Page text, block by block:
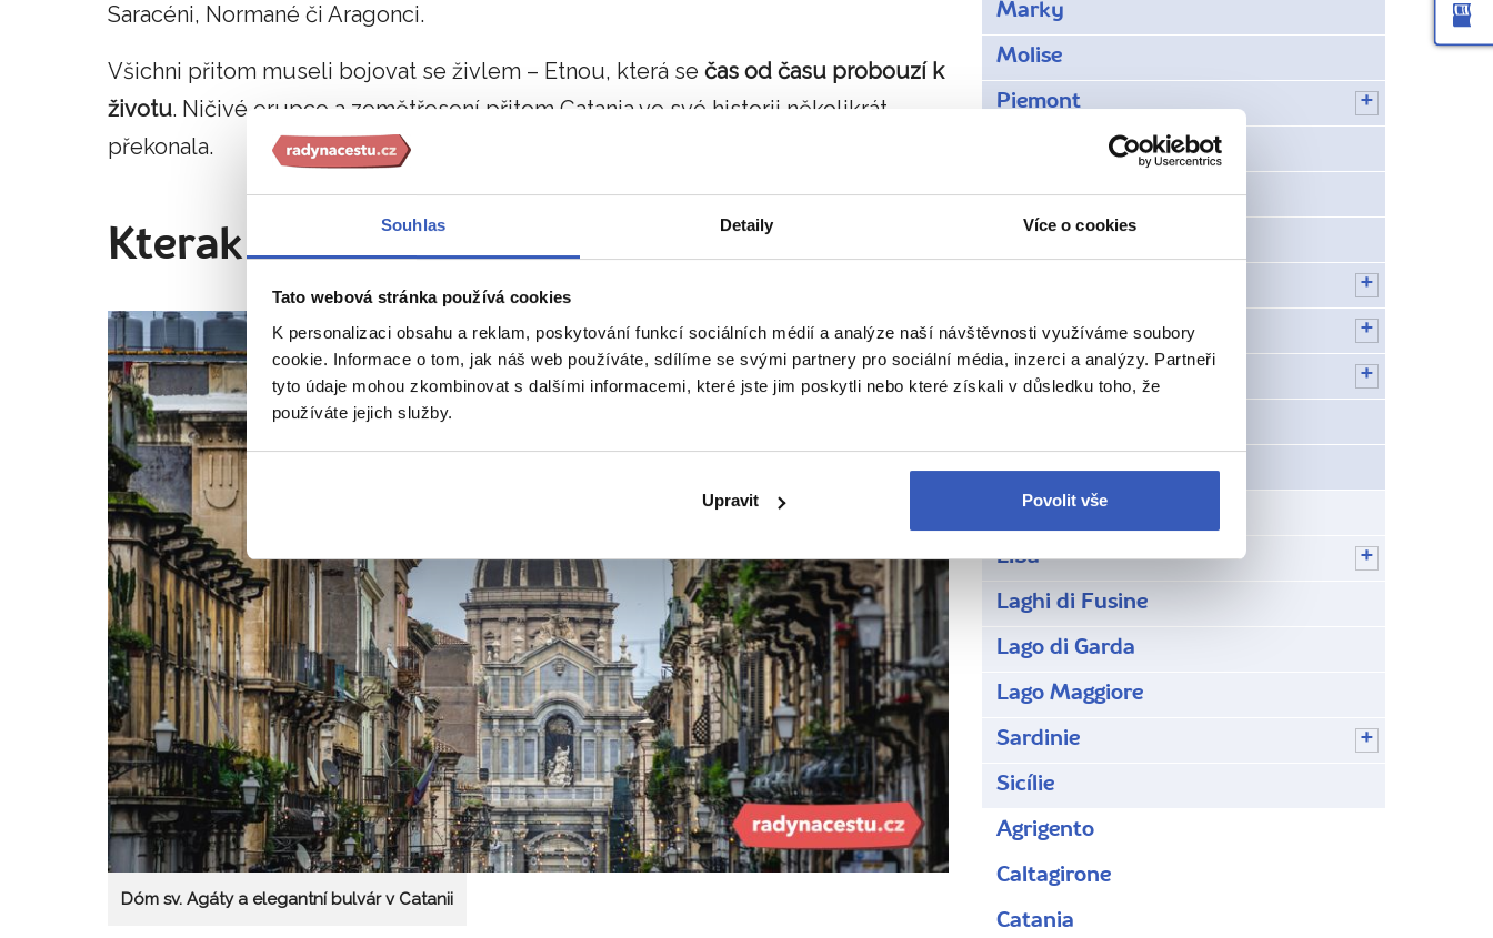
Souhlas Detaily Více o cookies
Tato webová stránka používá cookies
K personalizaci obsahu a reklam, poskytování funkcí sociálních médií a analýze naší návštěvnosti využíváme soubory
cookie. Informace o tom, jak náš web používáte, sdílíme se svými partnery pro sociální média, inzerci a analýzy. Partneři
tyto údaje mohou zkombinovat s dalšími informacemi, které jste jim poskytli nebo které získali v důsledku toho, že
používáte jejich služby.
Upravit Povolit vše
Saracéni, Normané či Aragonci.
Všichni přitom museli bojovat se živlem – Etnou, která se čas od času probouzí k
životu. Ničivé erupce a zemětřesení přitom Catania ve své historii několikrát
překonala.
Kterak Agáta zastavovala lávu závojem
Dóm sv. Agáty a elegantní bulvár v Catanii
Marky
Molise
Piemont
San Marino
Tridentsko-Horní Adiže
Umbrie
Zajímavá místa
Cinque Terre
Elba
Laghi di Fusine
Lago di Garda
Lago Maggiore
Sardinie
Sicílie
Agrigento
Caltagirone
Catania